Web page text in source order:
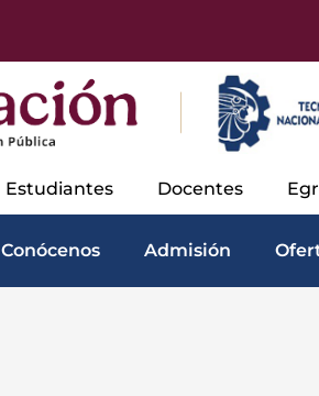
Estudiantes Docentes
Conócenos Admisión